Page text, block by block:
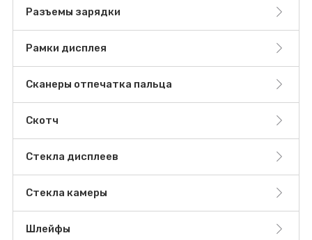
Разъемы зарядки
Рамки дисплея
Сканеры отпечатка пальца
Скотч
Стекла дисплеев
Стекла камеры
Шлейфы